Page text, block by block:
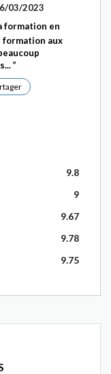
03/2023
formation en
aux
9.8
9
9.67
9.78
9.75